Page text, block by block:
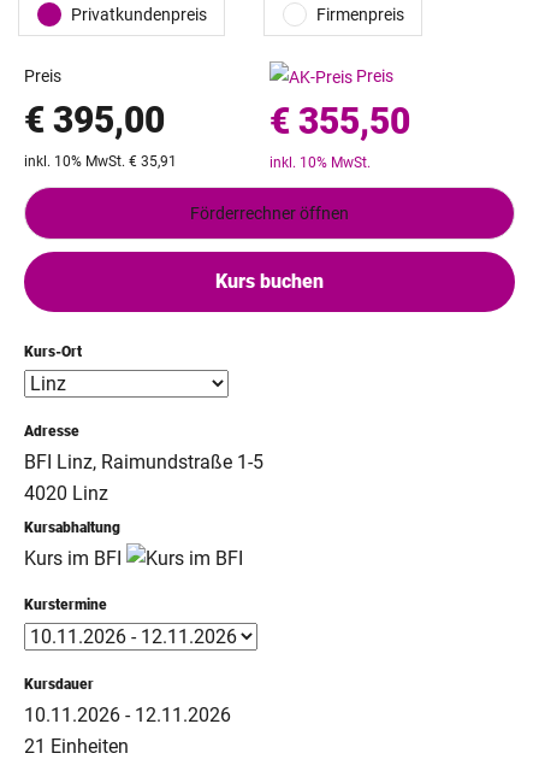
Kurs-Ort
Adresse
BFI Linz, Raimundstraße 1-5
4020 Linz
Kursabhaltung
Kurs im BFI
Kurstermine
Kursdauer
10.11.2026 - 12.11.2026
21 Einheiten
Privatkundenpreis Firmenpreis
Preis
€ 395,00
inkl. 10% MwSt. € 35,91
Preis
€ 355,50
inkl. 10% MwSt.
Förderrechner öffnen
Kurs buchen